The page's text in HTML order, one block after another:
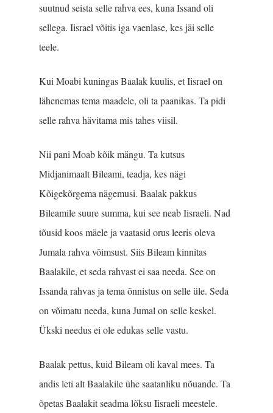
suutnud seista selle rahva ees, kuna Issand oli
sellega. Iisrael võitis iga vaenlase, kes jäi selle
teele.
Kui Moabi kuningas Baalak kuulis, et Iisrael on
lähenemas tema maadele, oli ta paanikas. Ta pidi
selle rahva hävitama mis tahes viisil.
Nii pani Moab kõik mängu. Ta kutsus
Midjanimaalt Bi­leami, teadja, kes nägi
Kõigekõrgema nägemusi. Baalak pakkus
Bileamile suure summa, kui see neab Iisraeli. Nad
tõusid koos mäele ja vaatasid orus leeris oleva
Jumala rahva võimsust. Siis Bileam kinnitas
Baalakile, et seda rahvast ei saa needa. See on
Issanda rahvas ja tema õnnistus on selle üle. Seda
on võimatu needa, kuna Jumal on selle keskel.
Ükski needus ei ole edukas selle vastu.
Baalak pettus, kuid Bileam oli kaval mees. Ta
andis leti alt Baalakile ühe saatanliku nõuande. Ta
õpetas Baalakit seadma lõksu Iisraeli meestele.